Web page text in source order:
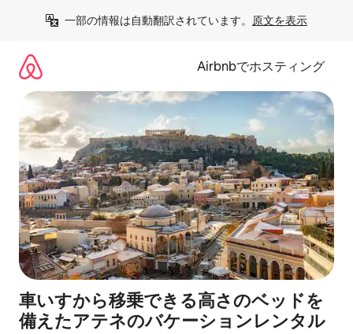
一部の情報は自動翻訳されています。 原文を表示
Airbnbでホスティング
車いすから移乗できる高さのベッドを
備えたアテネのバケーションレンタル